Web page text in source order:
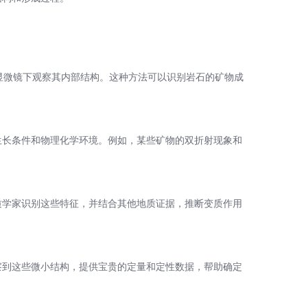
镜下观察其内部结构。这种方法可以识别岩石的矿物成
条件和物理化学环境。例如，某些矿物的双折射现象和
家识别这些特征，并结合其他地质证据，推断变质作用
这些微小结构，提供宝贵的定量和定性数据，帮助确定